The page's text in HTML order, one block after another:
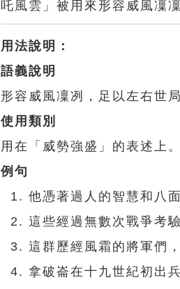
吒風雲」被用來形容威風凜
用法說明：
語義說明
形容威風凜冽，足以左右世局
使用類別
用在「威勢強盛」的表述上。
例句
他憑著過人的智慧和八
這些經過無數次戰爭考
這群歷經風霜的將軍們
拿破崙在十九世紀初出